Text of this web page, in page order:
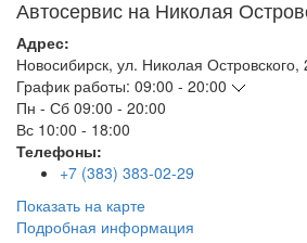
Автосервис на Николая
Адрес:
Новосибирск, ул. Николая Островского,
График работы: 09:00 - 20:00
Пн - Сб 09:00 - 20:00
Вс 10:00 - 18:00
Телефоны:
+7 (383) 383-02-29
Показать на карте
Подробная информация